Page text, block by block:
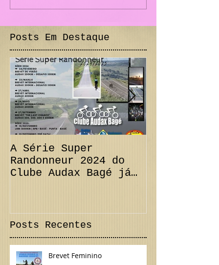
Posts Em Destaque
A Série Super
Randonneur 2024 do
Clube Audax Bagé já
Posts Recentes
Brevet Feminino